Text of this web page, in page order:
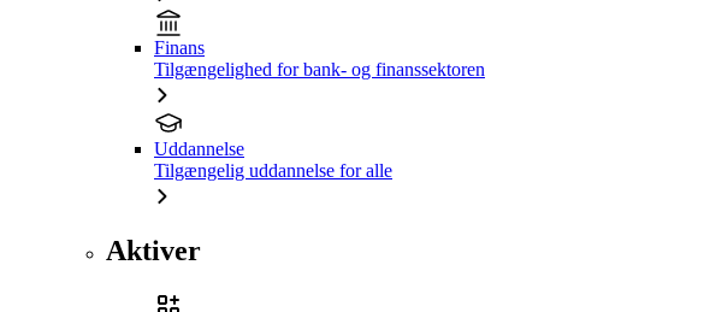
Finans
Tilgængelighed for bank- og finanssektoren
Uddannelse
Tilgængelig uddannelse for alle
Aktiver